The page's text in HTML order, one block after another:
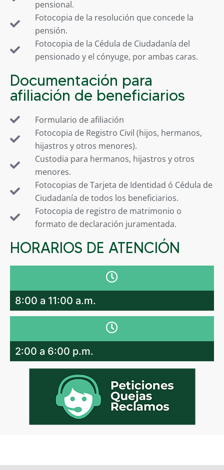
pensional.
Fotocopia de la resolución que concede la
pensión.
Fotocopia de la Cédula de Ciudadanía del
pensionado y el cónyuge, por ambas caras.
Documentación para
afiliación de beneficiarios
Formulario de afiliación
Fotocopia de Registro Civil (hijos, hermanos,
hijastros y otros menores).
Custodia para hermanos, hijastros y otros
menores.
Fotocopias de Tarjeta de Identidad ó Cédula de
Ciudadanía de todos los beneficiarios.
Fotocopia de registro de matrimonio o
formato de declaración juramentada.
HORARIOS DE ATENCIÓN
8:00 a 11:00 a.m.
2:00 a 6:00 p.m.